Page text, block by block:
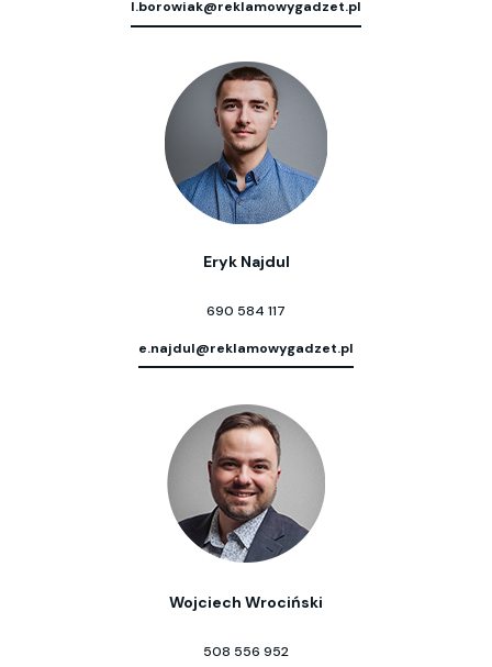
l.borowiak@reklamowygadzet.pl
Eryk Najdul
690 584 117
e.najdul@reklamowygadzet.pl
Wojciech Wrociński
508 556 952